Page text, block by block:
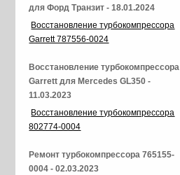
для Форд Транзит - 18.01.2024
Восстановление турбокомпрессора
Garrett 787556-0024
Восстановление турбокомпрессора
Garrett для Mercedes GL350 -
11.03.2023
Восстановление турбокомпрессора
802774-0004
Ремонт турбокомпрессора 765155-
0004 - 02.03.2023